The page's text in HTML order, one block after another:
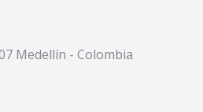
Medellín - Colombia